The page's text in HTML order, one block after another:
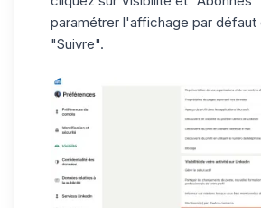
paramétrer l'affichage par défaut
"Suivre".